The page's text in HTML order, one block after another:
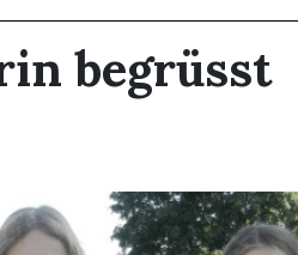
begrüsst